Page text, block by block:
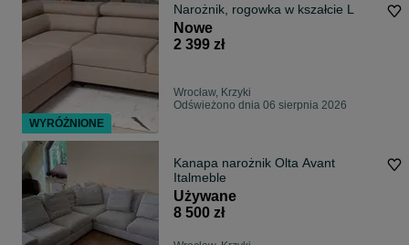
Narożnik, rogowka w kszałcie L
Nowe
2 399 zł
Wrocław, Krzyki
Odświeżono dnia 06 sierpnia 2026
Kanapa narożnik Olta Avant
Italmeble
Używane
8 500 zł
WYRÓŻNIONE